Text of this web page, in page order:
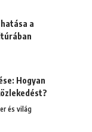
a
Hogyan
és világ